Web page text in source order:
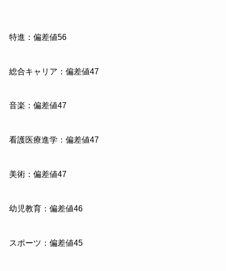
特進：偏差値56
総合キャリア：偏差値47
音楽：偏差値47
看護医療進学：偏差値47
美術：偏差値47
幼児教育：偏差値46
スポーツ：偏差値45